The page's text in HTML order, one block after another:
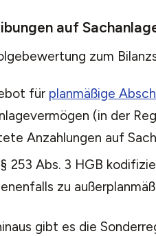
auf
zum
für planmäßige
(in der
Anzahlungen auf
253 Abs. 3 HGB
zu
gibt es die